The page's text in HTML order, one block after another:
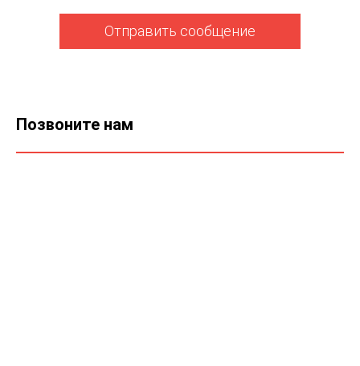
Отправить сообщение
Позвоните нам